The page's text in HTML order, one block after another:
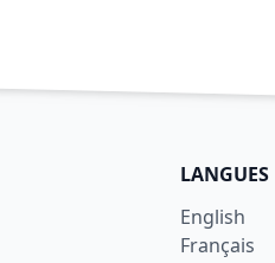
LANGUES
English
Français